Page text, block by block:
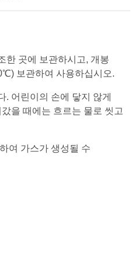
한 곳에 보관하시고, 개봉
보관하여 사용하십시오.
. 어린이의 손에 닿지 않게
을 때에는 흐르는 물로 씻고
여 가스가 생성될 수